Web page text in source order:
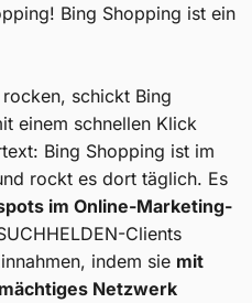
Bing Shopping ist ein
schickt Bing
einem schnellen Klick
Bing Shopping ist im
rockt es dort täglich. Es
im Online-Marketing-
Clients
indem sie mit
Netzwerk